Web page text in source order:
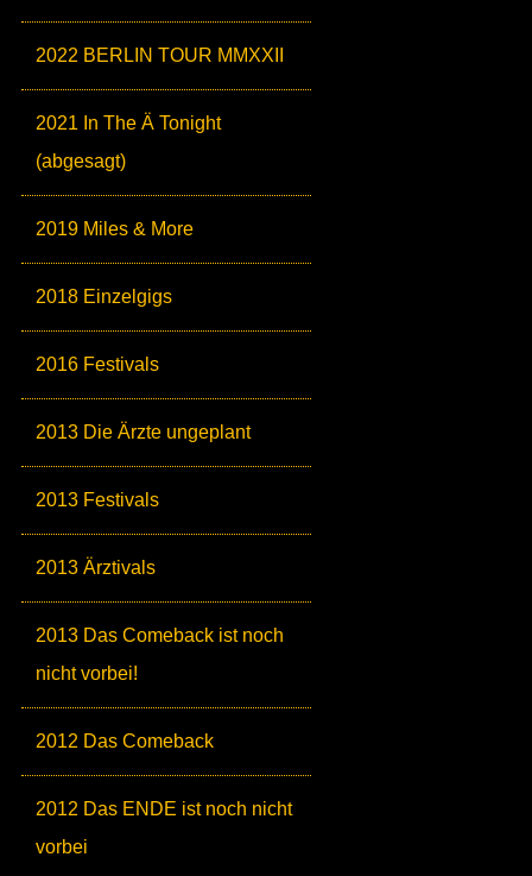
2022 BERLIN TOUR MMXXII
2021 In The Ä Tonight
(abgesagt)
2019 Miles & More
2018 Einzelgigs
2016 Festivals
2013 Die Ärzte ungeplant
2013 Festivals
2013 Ärztivals
2013 Das Comeback ist noch
nicht vorbei!
2012 Das Comeback
2012 Das ENDE ist noch nicht
vorbei